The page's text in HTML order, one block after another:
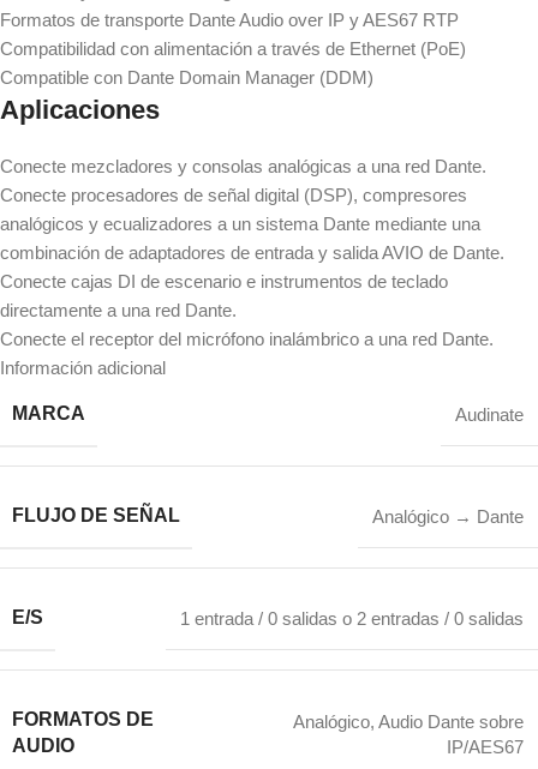
Formatos de transporte Dante Audio over IP y AES67 RTP
Compatibilidad con alimentación a través de Ethernet (PoE)
Compatible con Dante Domain Manager (DDM)
Aplicaciones
Conecte mezcladores y consolas analógicas a una red Dante.
Conecte procesadores de señal digital (DSP), compresores
analógicos y ecualizadores a un sistema Dante mediante una
combinación de adaptadores de entrada y salida AVIO de Dante.
Conecte cajas DI de escenario e instrumentos de teclado
directamente a una red Dante.
Conecte el receptor del micrófono inalámbrico a una red Dante.
Información adicional
MARCA Audinate
FLUJO DE SEÑAL Analógico → Dante
E/S 1 entrada / 0 salidas o 2 entradas / 0 salidas
FORMATOS DE
AUDIO
Analógico, Audio Dante sobre
IP/AES67